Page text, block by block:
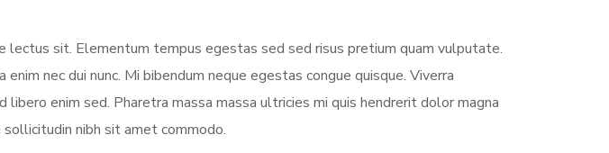
lectus sit. Elementum tempus egestas sed sed risus pretium quam vulputate.
nec dui nunc. Mi bibendum neque egestas congue quisque. Viverra
libero enim sed. Pharetra massa massa ultricies mi quis hendrerit dolor magna
nibh sit amet commodo.